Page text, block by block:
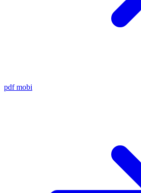
pdf mobi